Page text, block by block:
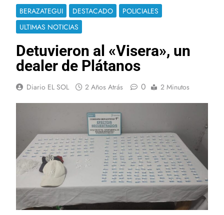
BERAZATEGUI DESTACADO
POLICIALES
ULTIMAS NOTICIAS
Detuvieron al «Visera», un
dealer de Plátanos
Diario EL SOL 2 Años Atrás 0 2 Minutos